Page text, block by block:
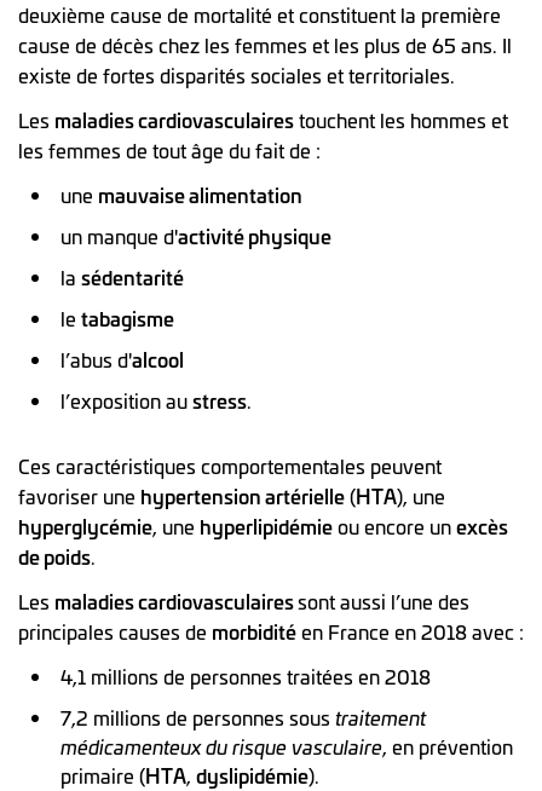
deuxième cause de mortalité et constituent la première
cause de décès chez les femmes et les plus de 65 ans. Il
existe de fortes disparités sociales et territoriales.
Les maladies cardiovasculairestouchent les hommes et
les femmes de tout âge du fait de :
une mauvaise alimentation
un manque d'activité physique
la sédentarité
le tabagisme
l’abus d'alcool
l’exposition austress.
Ces caractéristiques comportementales peuvent
favoriser une hypertension artérielle(HTA), une
hyperglycémie, une hyperlipidémieou encore unexcès
de poids.
Les maladies cardiovasculairessont aussi l’une des
principales causes de morbiditéen France en 2018 avec :
4,1 millions de personnes traitées en 2018
7,2 millions de personnes sous traitement
médicamenteux du risque vasculaire, en prévention
primaire (HTA, dyslipidémie).